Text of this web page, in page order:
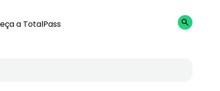
a TotalPass